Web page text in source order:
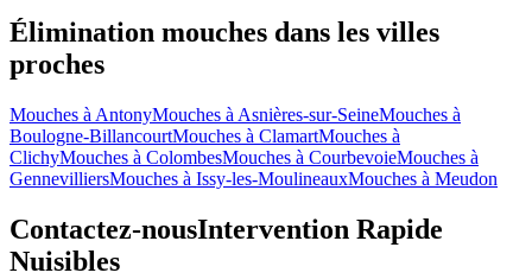
Élimination mouches dans les villes
proches
Mouches à AntonyMouches à Asnières-sur-SeineMouches à
Boulogne-BillancourtMouches à ClamartMouches à
ClichyMouches à ColombesMouches à CourbevoieMouches à
GennevilliersMouches à Issy-les-MoulineauxMouches à Meudon
Contactez-nousIntervention Rapide
Nuisibles